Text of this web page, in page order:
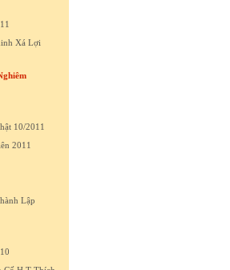
Xá Lợi
10/2011
2011
Lập